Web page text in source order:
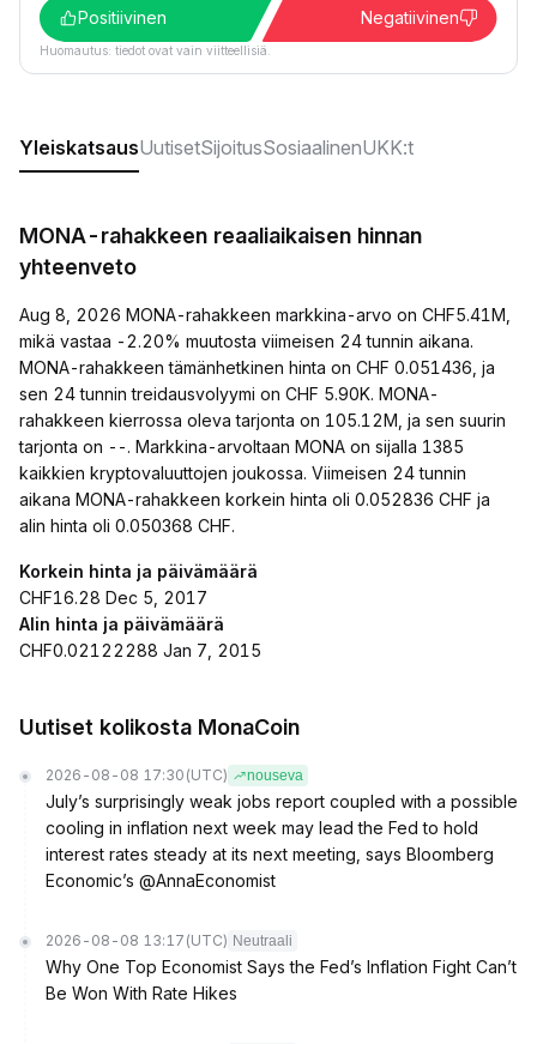
Positiivinen
Negatiivinen
Huomautus: tiedot ovat vain viitteellisiä.
YleiskatsausUutisetSijoitusSosiaalinenUKK:t
MONA-rahakkeen reaaliaikaisen hinnan
yhteenveto
Aug 8, 2026 MONA-rahakkeen markkina-arvo on CHF5.41M,
mikä vastaa -2.20% muutosta viimeisen 24 tunnin aikana.
MONA-rahakkeen tämänhetkinen hinta on CHF 0.051436, ja
sen 24 tunnin treidausvolyymi on CHF 5.90K. MONA-
rahakkeen kierrossa oleva tarjonta on 105.12M, ja sen suurin
tarjonta on --. Markkina-arvoltaan MONA on sijalla 1385
kaikkien kryptovaluuttojen joukossa. Viimeisen 24 tunnin
aikana MONA-rahakkeen korkein hinta oli 0.052836 CHF ja
alin hinta oli 0.050368 CHF.
Korkein hinta ja päivämäärä
CHF16.28 Dec 5, 2017
Alin hinta ja päivämäärä
CHF0.02122288 Jan 7, 2015
Uutiset kolikosta MonaCoin
2026-08-08 17:30 (UTC) nouseva
July’s surprisingly weak jobs report coupled with a possible
cooling in inflation next week may lead the Fed to hold
interest rates steady at its next meeting, says Bloomberg
Economic’s @AnnaEconomist
2026-08-08 13:17 (UTC) Neutraali
Why One Top Economist Says the Fed’s Inflation Fight Can’t
Be Won With Rate Hikes